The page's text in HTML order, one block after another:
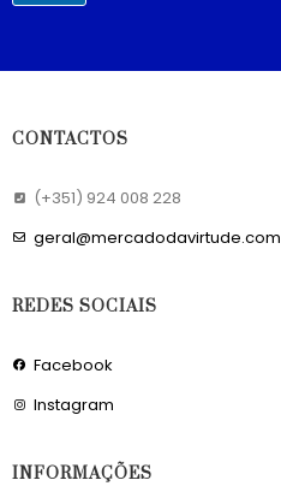
CONTACTOS
(+351) 924 008 228
geral@mercadodavirtude.com
REDES SOCIAIS
Facebook
Instagram
INFORMAÇÕES